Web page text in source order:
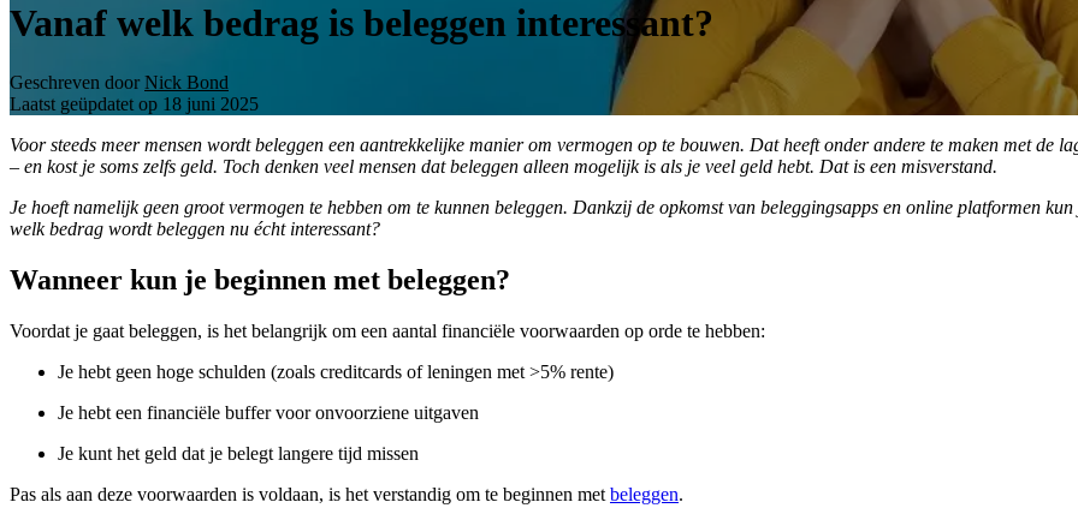
Vanaf welk bedrag is beleggen interessant?
Geschreven door Nick Bond
Laatst geüpdatet op 18 juni 2025
Voor steeds meer mensen wordt beleggen een aantrekkelijke manier om vermogen op te bouwen. Dat heeft onder andere te maken met de
– en kost je soms zelfs geld. Toch denken veel mensen dat beleggen alleen mogelijk is als je veel geld hebt. Dat is een misverstand.
Je hoeft namelijk geen groot vermogen te hebben om te kunnen beleggen. Dankzij de opkomst van beleggingsapps en online platformen
welk bedrag wordt beleggen nu écht interessant?
Wanneer kun je beginnen met beleggen?
Voordat je gaat beleggen, is het belangrijk om een aantal financiële voorwaarden op orde te hebben:
Je hebt geen hoge schulden (zoals creditcards of leningen met >5% rente)
Je hebt een financiële buffer voor onvoorziene uitgaven
Je kunt het geld dat je belegt langere tijd missen
Pas als aan deze voorwaarden is voldaan, is het verstandig om te beginnen met beleggen.